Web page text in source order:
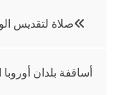
تصفّح
المقالات
صلاة لتقديس
أساقفة بلدان